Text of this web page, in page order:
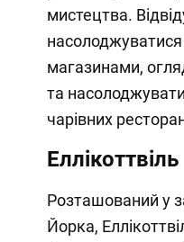
мистецтва.
магазинами,
та
чарівних
Еллікоттвіль
Розташований у
Йорка,